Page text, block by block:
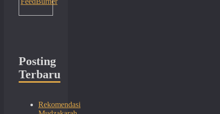
Posting
Terbaru
Rekomendasi